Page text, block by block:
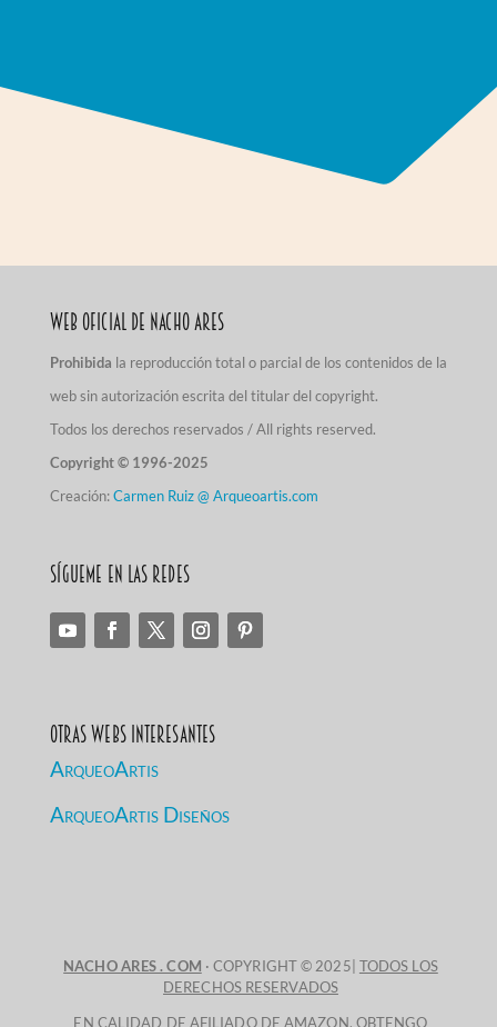
Web Oficial de Nacho Ares
Prohibida la reproducción total o parcial de los contenidos de la
web sin autorización escrita del titular del copyright.
Todos los derechos reservados / All rights reserved.
Copyright © 1996-2025
Creación:Carmen Ruiz @ Arqueoartis.com
Sígueme en las redes
Otras Webs Interesantes
ArqueoArtis
ArqueoArtis Diseños
NACHO ARES . COM · COPYRIGHT © 2025| TODOS LOS
DERECHOS RESERVADOS
EN CALIDAD DE AFILIADO DE AMAZON, OBTENGO